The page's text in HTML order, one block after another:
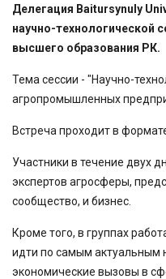
Делегация Baitursynuly
научно-технологической
высшего образования РК.
Тема сессии - "Научно-
агропромышленных
Встреча проходит в
Участники в течение двух
экспертов агросферы,
сообщество, и бизнес.
Кроме того, в группах
идти по самым актуальным
экономические вызовы в